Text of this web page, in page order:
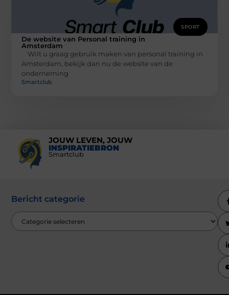
SPORT
De website van Personal training in
Amsterdam
Wilt u graag gebruik maken van personal training in
Amsterdam, bekijk dan nu de website van de
onderneming
Smartclub
JOUW LEVEN, JOUW
INSPIRATIEBRON
Smartclub
Bericht categorie